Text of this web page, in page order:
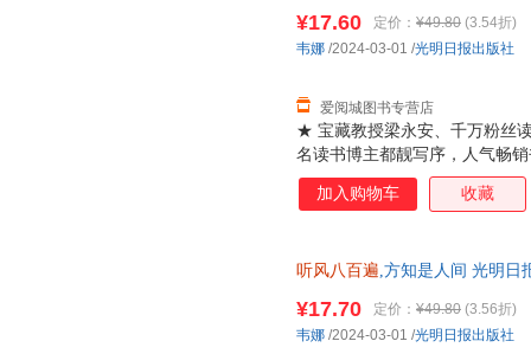
《听风八百遍，方知是人间》
与自己和解，活出生活的从容
★ 宝藏教授梁永安、千万粉丝
名读书博主都靓写序，人气畅
爱一次人间！ ★人民日报《民
的温暖互动，更真实，更治愈
是一个温柔的世界。爱和远方
《听风八百遍，方知是人间》
与自己和解，活出生活的从容
¥17.60 定价： ¥49.80 (3.54折)
爱阅城图书专营店
韦娜 /2024-03-01 /光明日报出版社
加入购物车 收藏
听风八百遍,方知是人间 光明日
¥17.70 定价： ¥49.80 (3.56折)
韦娜 /2024-03-01 /光明日报出版社